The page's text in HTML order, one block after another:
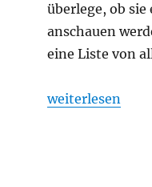
überlege, ob
anschauen
eine Liste von
„Spiel 2023 –
weiterlesen